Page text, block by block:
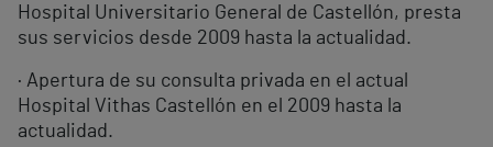
Hospital Universitario General de Castellón, presta
sus servicios desde 2009 hasta la actualidad.
· Apertura de su consulta privada en el actual
Hospital Vithas Castellón en el 2009 hasta la
actualidad.